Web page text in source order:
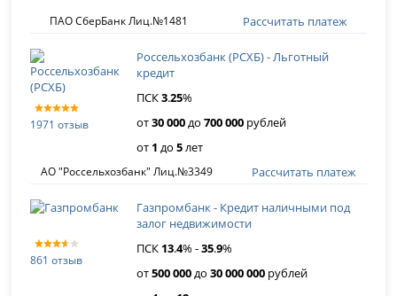
ПАО СберБанк Лиц.№1481 Рассчитать платеж
1971 отзыв
Россельхозбанк (РСХБ) - Льготный
кредит
ПСК3.25%
от30 000до700 000 рублей
от 1 до5лет
АО "Россельхозбанк" Лиц.№3349 Рассчитать платеж
861 отзыв
Газпромбанк - Кредит наличными под
залог недвижимости
ПСК 13.4% -35.9%
от500 000до30 000 000 рублей